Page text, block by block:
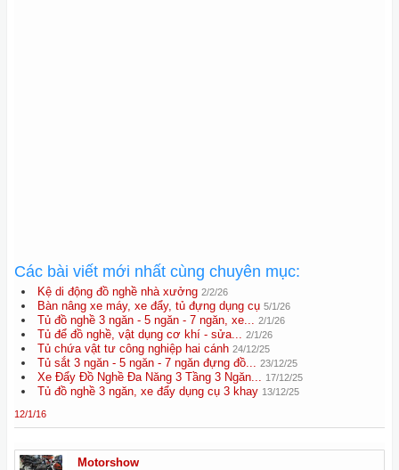
Các bài viết mới nhất cùng chuyên mục:
Kệ di động đồ nghề nhà xưởng 2/2/26
Bàn nâng xe máy, xe đẩy, tủ đựng dụng cụ 5/1/26
Tủ đồ nghề 3 ngăn - 5 ngăn - 7 ngăn, xe... 2/1/26
Tủ để đồ nghề, vật dụng cơ khí - sửa... 2/1/26
Tủ chứa vật tư công nghiệp hai cánh 24/12/25
Tủ sắt 3 ngăn - 5 ngăn - 7 ngăn đựng đồ... 23/12/25
Xe Đẩy Đồ Nghề Đa Năng 3 Tầng 3 Ngăn... 17/12/25
Tủ đồ nghề 3 ngăn, xe đẩy dụng cụ 3 khay 13/12/25
12/1/16
Motorshow